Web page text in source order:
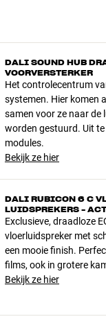
DALI SOUND HUB
VOORVERSTERKER
Het controlecentrum
systemen. Hier komen
samen voor ze naar de
worden gestuurd. Uit
modules.
Bekijk ze hier
DALI RUBICON 6 C
LUIDSPREKERS -
Exclusieve, draadloze
vloerluidspreker met
een mooie finish.
films, ook in grotere
Bekijk ze hier